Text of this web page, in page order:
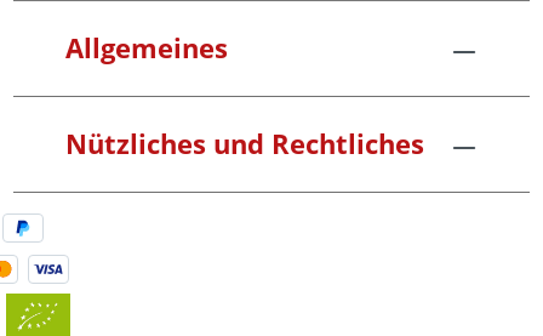
Allgemeines
Nützliches und Rechtliches